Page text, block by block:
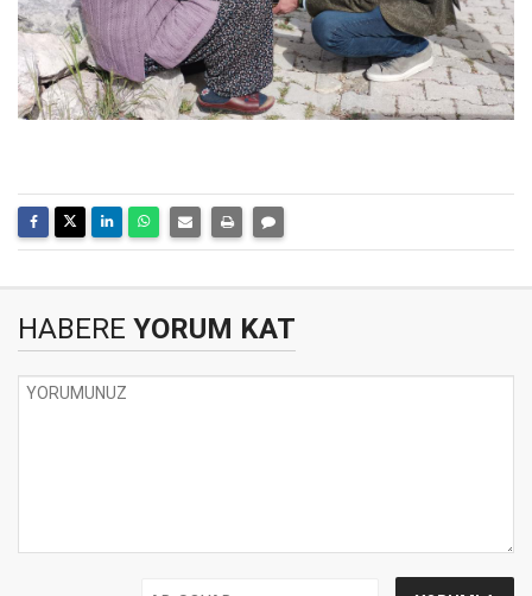
HABERE YORUM KAT